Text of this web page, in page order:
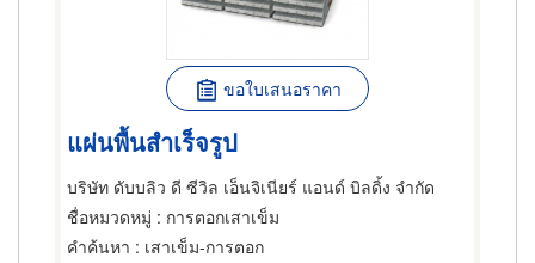
ขอใบเสนอราคา
แผ่นพื้นสำเร็จรูป
บริษัท ดับบลิว ดี ซีวิล เอ็นจิเนียร์ แอนด์ บิลดิ้ง จำกัด
ชื่อหมวดหมู่ : การตอกเสาเข็ม
คำค้นหา : เสาเข็ม-การตอก